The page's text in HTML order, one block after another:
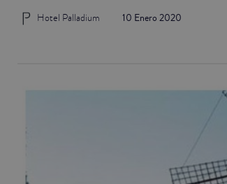
10 Enero 2020
Hotel Palladium